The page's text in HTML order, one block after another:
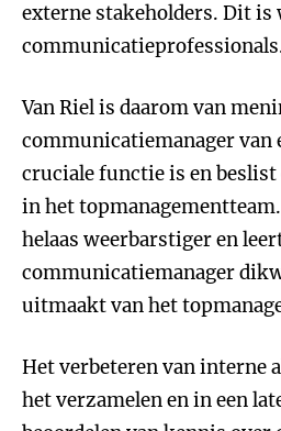
externe stakeholders. Dit is
Van Riel is daarom van
communicatiemanager van
cruciale functie is en
in het
helaas weerbarstiger en
communicatiemanager
uitmaakt van het
Het verbeteren van interne
het verzamelen en in een